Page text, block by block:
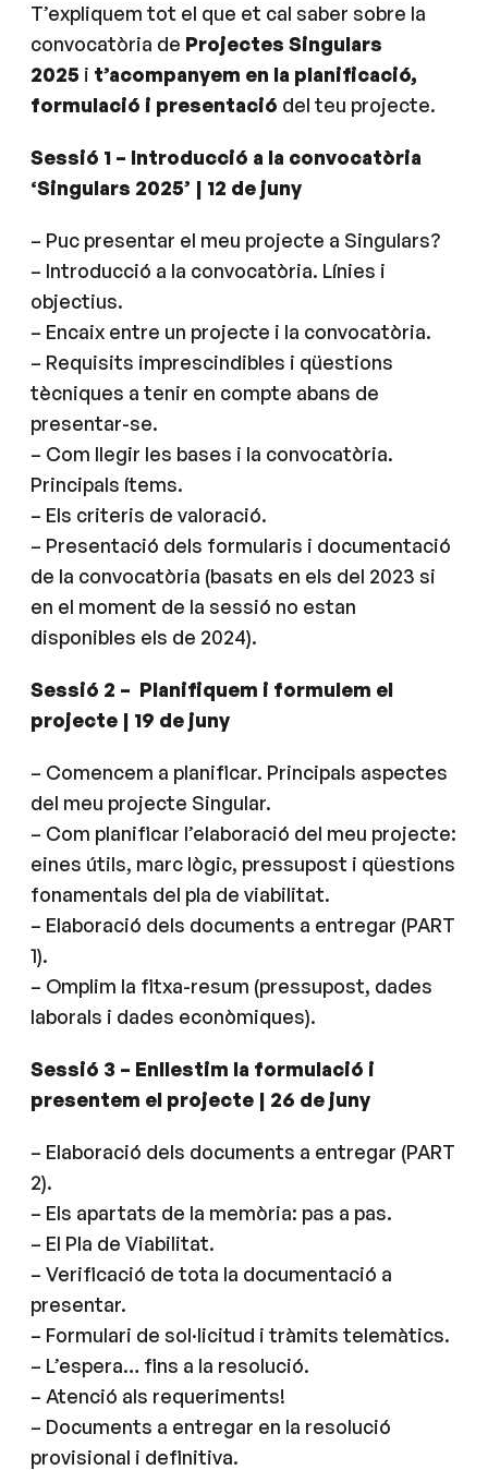
T’expliquem tot el que et cal saber sobre la
convocatòria de Projectes Singulars
2025 i t’acompanyem en la planificació,
formulació i presentació del teu projecte.
Sessió 1 – Introducció a la convocatòria
‘Singulars 2025’ | 12 de juny
– Puc presentar el meu projecte a Singulars?
– Introducció a la convocatòria. Línies i
objectius.
– Encaix entre un projecte i la convocatòria.
– Requisits imprescindibles i qüestions
tècniques a tenir en compte abans de
presentar-se.
– Com llegir les bases i la convocatòria.
Principals ítems.
– Els criteris de valoració.
– Presentació dels formularis i documentació
de la convocatòria (basats en els del 2023 si
en el moment de la sessió no estan
disponibles els de 2024).
Sessió 2 – Planifiquem i formulem el
projecte | 19 de juny
– Comencem a planificar. Principals aspectes
del meu projecte Singular.
– Com planificar l’elaboració del meu projecte:
eines útils, marc lògic, pressupost i qüestions
fonamentals del pla de viabilitat.
– Elaboració dels documents a entregar (PART
1).
– Omplim la fitxa-resum (pressupost, dades
laborals i dades econòmiques).
Sessió 3 – Enllestim la formulació i
presentem el projecte | 26 de juny
– Elaboració dels documents a entregar (PART
2).
– Els apartats de la memòria: pas a pas.
– El Pla de Viabilitat.
– Verificació de tota la documentació a
presentar.
– Formulari de sol·licitud i tràmits telemàtics.
– L’espera… fins a la resolució.
– Atenció als requeriments!
– Documents a entregar en la resolució
provisional i definitiva.